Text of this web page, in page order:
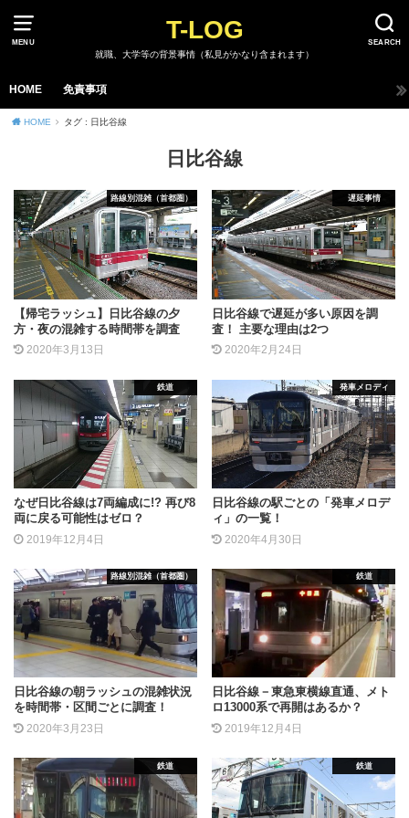
MENU SEARCH
T-LOG
就職、大学等の背景事情（私見がかなり含まれます）
HOME 免責事項
HOME タグ : 日比谷線
日比谷線
路線別混雑（首都圏）
【帰宅ラッシュ】日比谷線の夕
方・夜の混雑する時間帯を調査
2020年3月13日
遅延事情
日比谷線で遅延が多い原因を調
査！ 主要な理由は2つ
2020年2月24日
鉄道
なぜ日比谷線は7両編成に!? 再び8
両に戻る可能性はゼロ？
2019年12月4日
発車メロディ
日比谷線の駅ごとの「発車メロデ
ィ」の一覧！
2020年4月30日
路線別混雑（首都圏）
日比谷線の朝ラッシュの混雑状況
を時間帯・区間ごとに調査！
2020年3月23日
鉄道
日比谷線－東急東横線直通、メト
ロ13000系で再開はあるか？
2019年12月4日
鉄道 鉄道